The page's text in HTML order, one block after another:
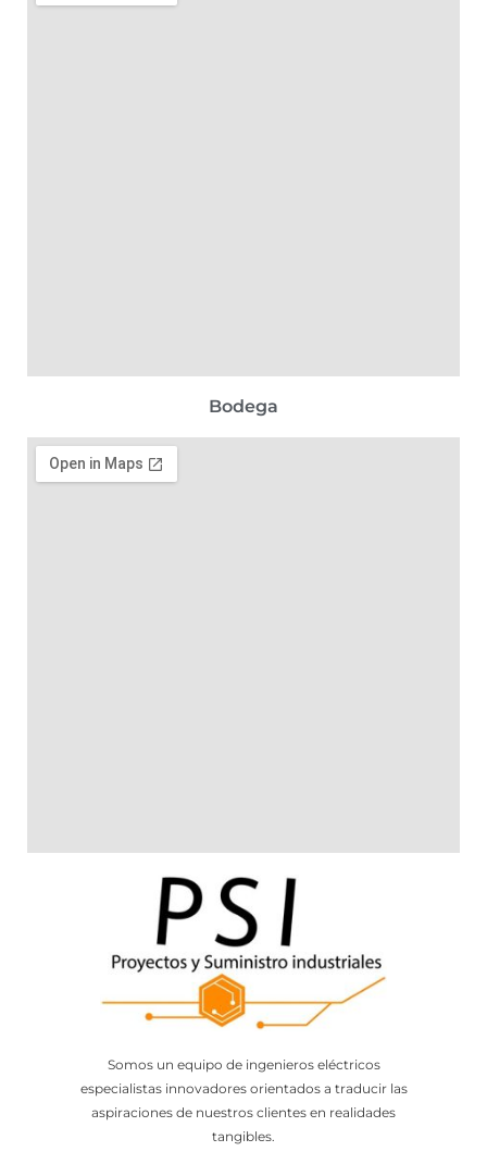
Bodega
Somos un equipo de ingenieros eléctricos
especialistas innovadores orientados a traducir las
aspiraciones de nuestros clientes en realidades
tangibles.